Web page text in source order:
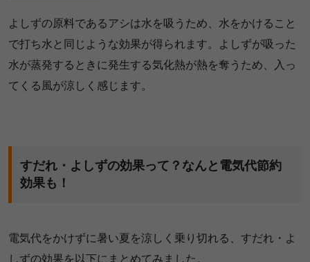
よしずの原料であるアシは水を吸うため、水をかけること
で打ち水と同じような効果が得られます。よしずが吸った
水が蒸発するときに発生する気化熱が熱を奪うため、入っ
てくる風が涼しく感じます。
すだれ・よしずの効果って？なんと電気代節約
効果も！
電気代をかけずに暑い夏を涼しく乗り切れる、すだれ・よ
しずの効果を以下にまとめてみました。